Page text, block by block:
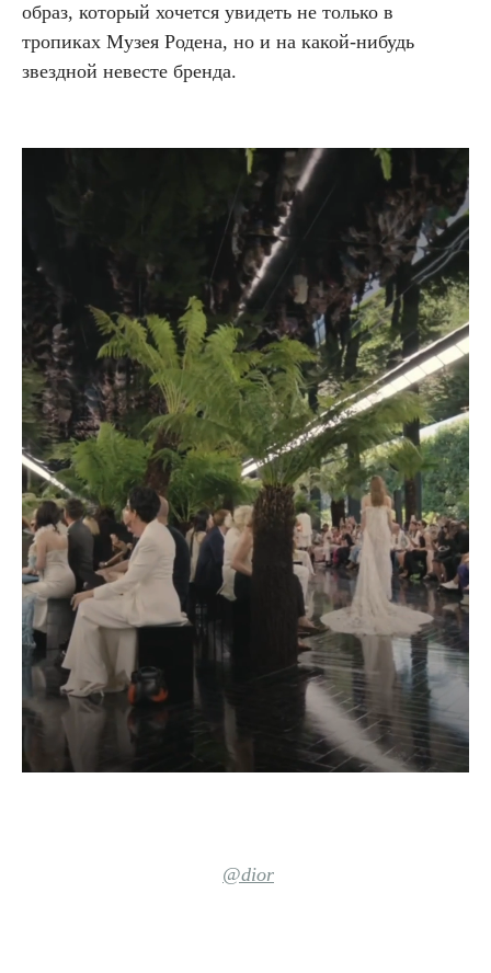
образ, который хочется увидеть не только в
тропиках Музея Родена, но и на какой-нибудь
звездной невесте бренда.
@dior